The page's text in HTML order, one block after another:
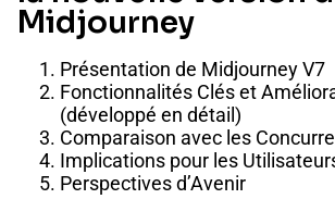
Midjourney
Présentation de Midjourney V7
Fonctionnalités Clés et
(développé en détail)
Comparaison avec les
Implications pour les
Perspectives d’Avenir